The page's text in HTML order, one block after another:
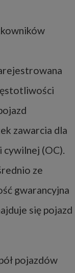
zawarcia dla
(OC).
ze
gwarancyjna
się pojazd
pojazdów